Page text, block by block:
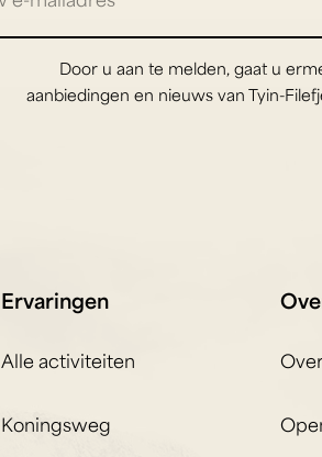
Door u aan te melden, gaat u
aanbiedingen en nieuws van Tyin-
Ervaringen
Alle activiteiten
Koningsweg